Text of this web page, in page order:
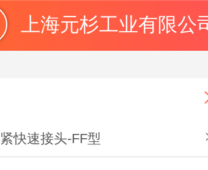
上海元杉工业有限公
快速接头-FF型